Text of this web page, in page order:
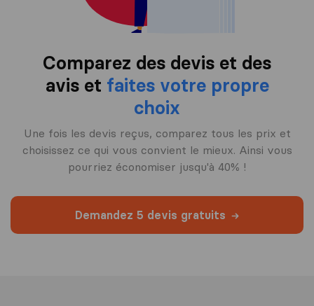
Comparez des devis et des
avis et faites votre propre
choix
Une fois les devis reçus, comparez tous les prix et
choisissez ce qui vous convient le mieux. Ainsi vous
pourriez économiser jusqu'à 40% !
Demandez 5 devis gratuits